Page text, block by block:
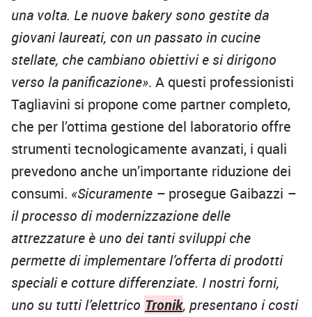
una volta. Le nuove bakery sono gestite da
giovani laureati, con un passato in cucine
stellate, che cambiano obiettivi e si dirigono
verso la panificazione». A questi professionisti
Tagliavini si propone come partner completo,
che per l’ottima gestione del laboratorio offre
strumenti tecnologicamente avanzati, i quali
prevedono anche un’importante riduzione dei
consumi. «Sicuramente – prosegue Gaibazzi –
il processo di modernizzazione delle
attrezzature è uno dei tanti sviluppi che
permette di implementare l’offerta di prodotti
speciali e cotture differenziate. I nostri forni,
uno su tutti l’elettrico Tronik, presentano i costi